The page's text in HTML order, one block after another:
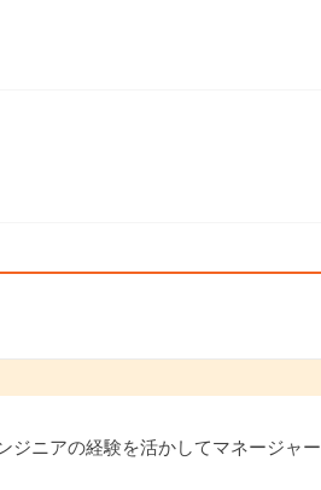
ジニアの経験を活かしてマネージャー